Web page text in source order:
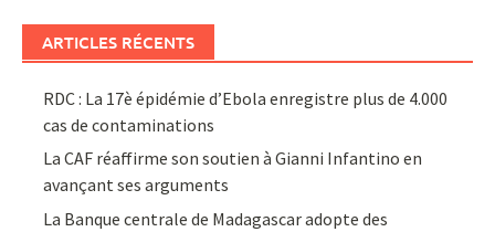
ARTICLES RÉCENTS
RDC : La 17è épidémie d’Ebola enregistre plus de 4.000
cas de contaminations
La CAF réaffirme son soutien à Gianni Infantino en
avançant ses arguments
La Banque centrale de Madagascar adopte des